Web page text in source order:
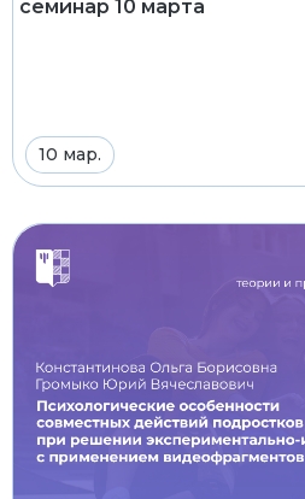
семинар 10 марта
10 мар.